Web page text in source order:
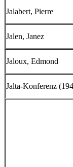
Jalabert, Pierre
Jalen, Janez
Jaloux, Edmond
Jalta-Konferenz